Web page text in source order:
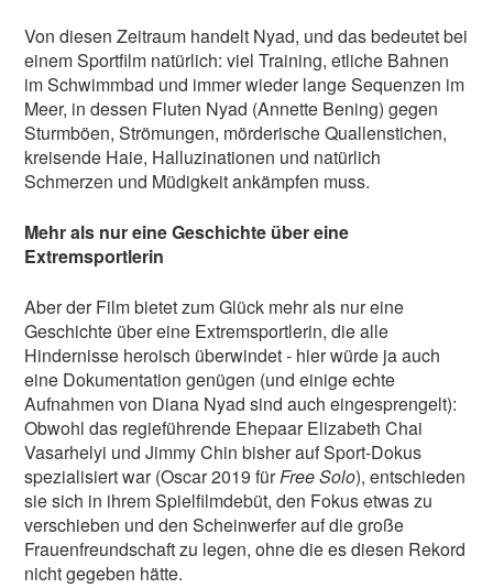
Von diesen Zeitraum handelt Nyad, und das bedeutet bei
einem Sportfilm natürlich: viel Training, etliche Bahnen
im Schwimmbad und immer wieder lange Sequenzen im
Meer, in dessen Fluten Nyad (Annette Bening) gegen
Sturmböen, Strömungen, mörderische Quallenstichen,
kreisende Haie, Halluzinationen und natürlich
Schmerzen und Müdigkeit ankämpfen muss.
Mehr als nur eine Geschichte über eine
Extremsportlerin
Aber der Film bietet zum Glück mehr als nur eine
Geschichte über eine Extremsportlerin, die alle
Hindernisse heroisch überwindet - hier würde ja auch
eine Dokumentation genügen (und einige echte
Aufnahmen von Diana Nyad sind auch eingesprengelt):
Obwohl das regieführende Ehepaar Elizabeth Chai
Vasarhelyi und Jimmy Chin bisher auf Sport-Dokus
spezialisiert war (Oscar 2019 fürFree Solo), entschieden
sie sich in ihrem Spielfilmdebüt, den Fokus etwas zu
verschieben und den Scheinwerfer auf die große
Frauenfreundschaft zu legen, ohne die es diesen Rekord
nicht gegeben hätte.